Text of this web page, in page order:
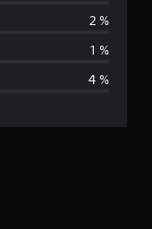
a
2 %
1 %
4 %